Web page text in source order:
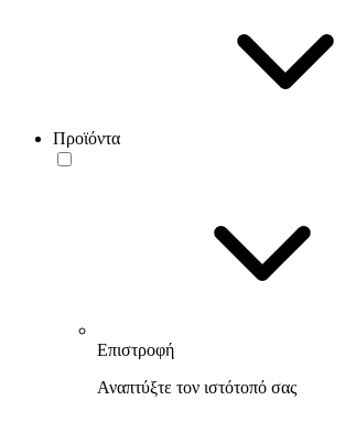
Προϊόντα
Επιστροφή
Αναπτύξτε τον ιστότοπό σας